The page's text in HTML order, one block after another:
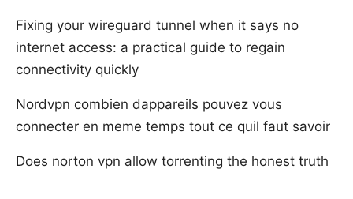
Fixing your wireguard tunnel when it says no
internet access: a practical guide to regain
connectivity quickly
Nordvpn combien dappareils pouvez vous
connecter en meme temps tout ce quil faut savoir
Does norton vpn allow torrenting the honest truth